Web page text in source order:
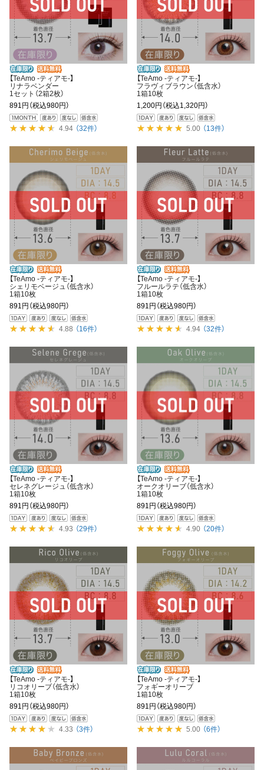
【TeAmo -ティアモ-】
リナラベンダー
1セット（2箱2枚）
891円 （税込980円）
4.94 （32件）
【TeAmo -ティアモ-】
フラヴィブラウン（低含水）
1箱10枚
1,200円 （税込1,320円）
5.00 （13件）
【TeAmo -ティアモ-】
シェリモベージュ（低含水）
1箱10枚
891円 （税込980円）
4.88 （16件）
【TeAmo -ティアモ-】
フルールラテ（低含水）
1箱10枚
891円 （税込980円）
4.94 （32件）
【TeAmo -ティアモ-】
セレネグレージュ（低含水）
1箱10枚
891円 （税込980円）
4.93 （29件）
【TeAmo -ティアモ-】
オークオリーブ（低含水）
1箱10枚
891円 （税込980円）
4.90 （20件）
【TeAmo -ティアモ-】
リコオリーブ（低含水）
1箱10枚
891円 （税込980円）
4.33 （3件）
【TeAmo -ティアモ-】
フォギーオリーブ
1箱10枚
891円 （税込980円）
5.00 （6件）